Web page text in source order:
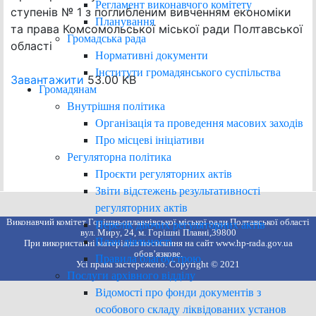
Регламент виконавчого комітету
Планування
Громадська рада
Нормативні документи
Інститути громадянського суспільства
Громадянам
Внутрішня політика
Організація та проведення масових заходів
Про місцеві ініціативи
Регуляторна політика
Проєкти регуляторних актів
Звіти відстежень результативності
регуляторних актів
Перелік діючих регуляторних актів
План діяльності
Правила благоустрою
Послуги архівного відділу
Відомості про фонди документів з
особового складу ліквідованих установ
ступенів № 1 з поглибленим вивченням економіки
та права Комсомольської міської ради Полтавської
області
Завантажити 53.00 KB
Виконавчий комітет Горішньоплавнівської міської ради Полтавської області
вул. Миру, 24, м. Горішні Плавні,39800
При використанні матеріалів посилання на сайт www.hp-rada.gov.ua
обов’язкове.
Усі права застережено. Copyright © 2021